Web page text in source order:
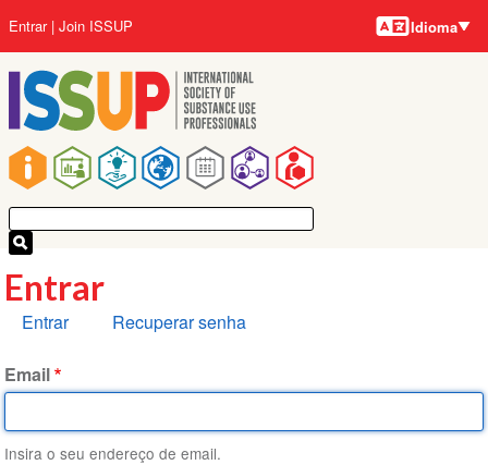
para
o
conteúdo
principal
Navegação
principal
Menu
da
conta
do
usuário
Entrar Join ISSUP Idiomas
Idioma
Entrar
Abas
Entrar Recuperar senha
Email
Insira o seu endereço de email.